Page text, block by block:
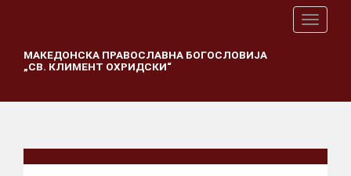
T
o
e
v
i
МАКЕДОНСКА ПРАВОСЛАВНА БОГОСЛОВИЈА
„СВ. КЛИМЕНТ ОХРИДСКИ“